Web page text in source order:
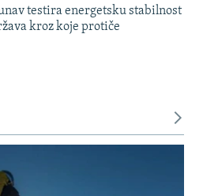
testira energetsku stabilnost
kroz koje protiče